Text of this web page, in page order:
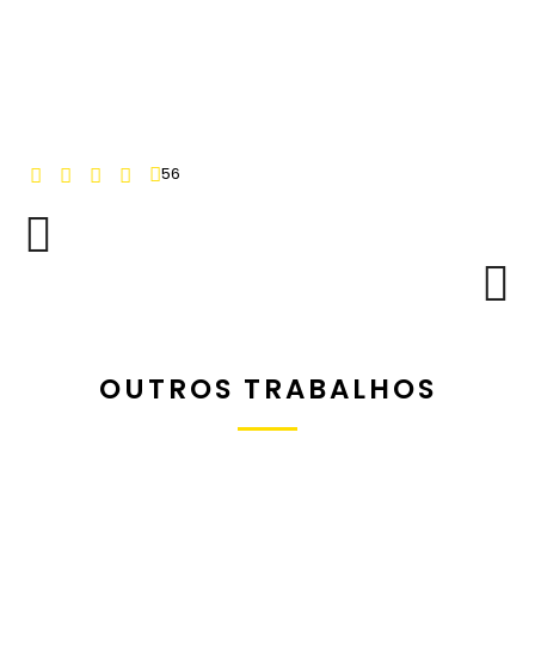
56
OUTROS TRABALHOS